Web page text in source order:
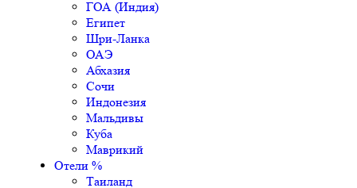
ГОА (Индия)
Египет
Шри-Ланка
ОАЭ
Абхазия
Сочи
Индонезия
Мальдивы
Куба
Маврикий
Отели %
Таиланд